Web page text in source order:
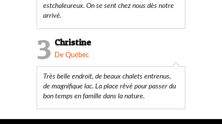
estchaleureux. On se sent chez nous dès notre
arrivé.
3 Christine
De Québec
Très belle endroit, de beaux chalets entrenus,
de magnifique lac. La place rêvé pour passer du
bon temps en famille dans la nature.